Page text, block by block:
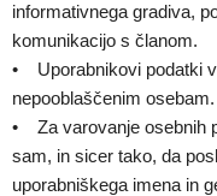
informativnega gradiva,
komunikacijo s članom.
• Uporabnikovi podatki
nepooblaščenim osebam.
• Za varovanje osebnih
sam, in sicer tako, da
uporabniškega imena in